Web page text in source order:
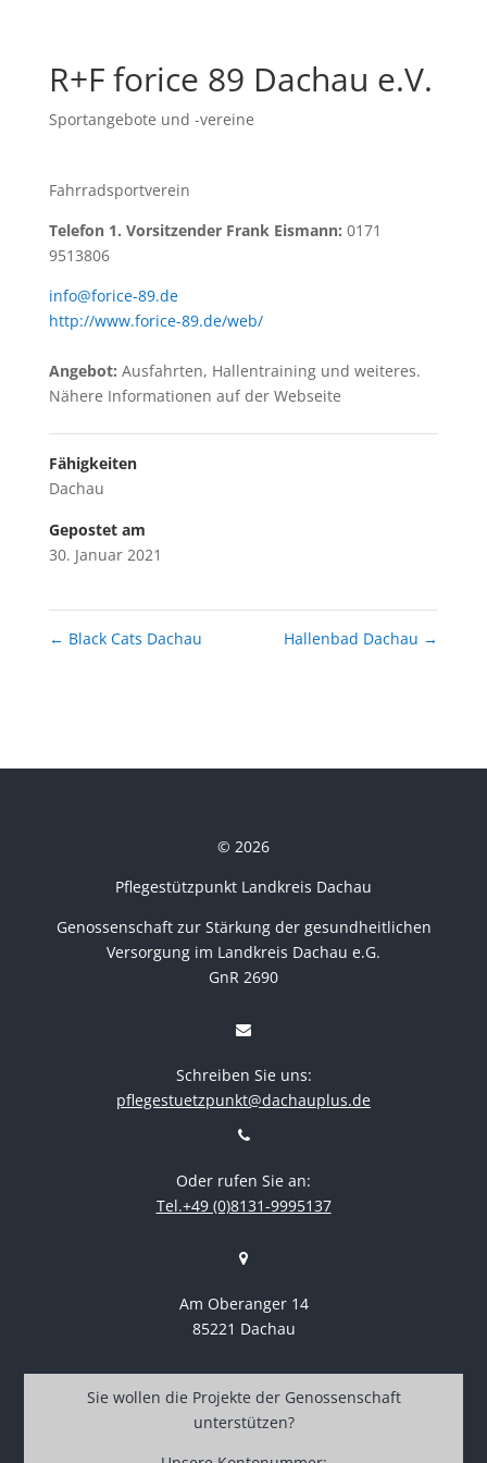
R+F forice 89 Dachau e.V.
Sportangebote und -vereine
Fahrradsportverein
Telefon 1. Vorsitzender Frank Eismann: 0171
9513806
info@forice-89.de
http://www.forice-89.de/web/
Angebot: Ausfahrten, Hallentraining und weiteres.
Nähere Informationen auf der Webseite
Fähigkeiten
Dachau
Gepostet am
30. Januar 2021
← Black Cats Dachau Hallenbad Dachau →
© 2026
Pflegestützpunkt Landkreis Dachau
Genossenschaft zur Stärkung der gesundheitlichen
Versorgung im Landkreis Dachau e.G.
GnR 2690
Schreiben Sie uns:
pflegestuetzpunkt@dachauplus.de
Oder rufen Sie an:
Tel.+49 (0)8131-9995137
Am Oberanger 14
85221 Dachau
Sie wollen die Projekte der Genossenschaft
unterstützen?